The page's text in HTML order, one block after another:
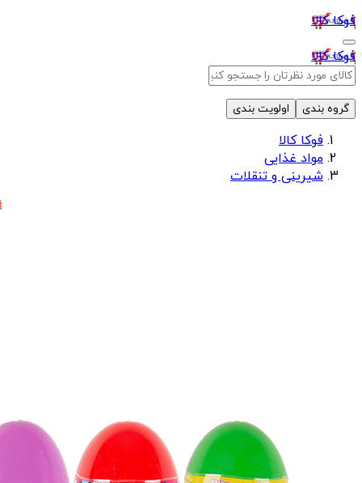
فوکا کالا
فوکا کالا
گروه بندی اولویت بندی
فوکا کالا
مواد غذایی
شیرینی و تنقلات